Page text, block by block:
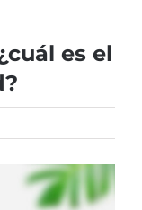
es el